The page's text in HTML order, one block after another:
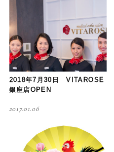
2018年7月30日 VITAROSE
銀座店OPEN
2017.01.06